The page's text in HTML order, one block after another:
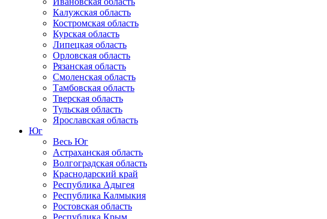
Калужская область
Костромская область
Курская область
Липецкая область
Орловская область
Рязанская область
Смоленская область
Тамбовская область
Тверская область
Тульская область
Ярославская область
Юг
Весь Юг
Астраханская область
Волгоградская область
Краснодарский край
Республика Адыгея
Республика Калмыкия
Ростовская область
Республика Крым